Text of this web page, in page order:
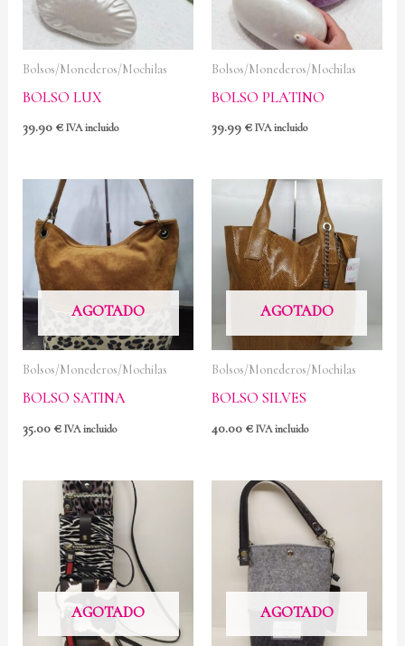
Bolsos/Monederos/Mochilas
BOLSO LUX
39.90 € IVA incluido
Bolsos/Monederos/Mochilas
BOLSO PLATINO
39.99 € IVA incluido
AGOTADO
Bolsos/Monederos/Mochilas
BOLSO SATINA
35.00 € IVA incluido
AGOTADO
Bolsos/Monederos/Mochilas
BOLSO SILVES
40.00 € IVA incluido
AGOTADO AGOTADO